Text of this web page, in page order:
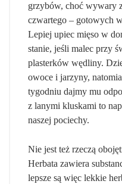
grzybów, choć wywary
czwartego – gotowych
Lepiej upiec mięso w
stanie, jeśli malec przy
plasterków wędliny.
owoce i jarzyny,
tygodniu dajmy mu
z lanymi kluskami to
naszej pociechy.
Nie jest też rzeczą
Herbata zawiera
lepsze są więc lekkie